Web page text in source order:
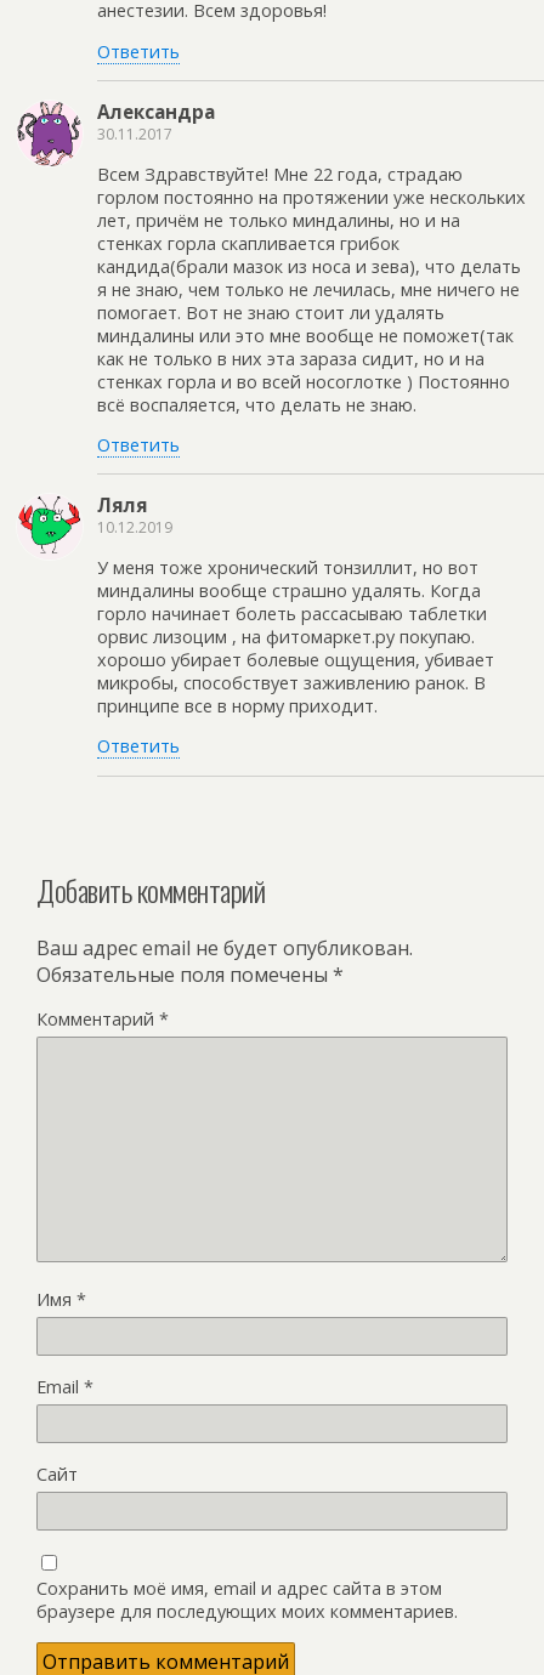
анестезии. Всем здоровья!
Ответить
Александра
30.11.2017
Всем Здравствуйте! Мне 22 года, страдаю
горлом постоянно на протяжении уже нескольких
лет, причём не только миндалины, но и на
стенках горла скапливается грибок
кандида(брали мазок из носа и зева), что делать
я не знаю, чем только не лечилась, мне ничего не
помогает. Вот не знаю стоит ли удалять
миндалины или это мне вообще не поможет(так
как не только в них эта зараза сидит, но и на
стенках горла и во всей носоглотке ) Постоянно
всё воспаляется, что делать не знаю.
Ответить
Ляля
10.12.2019
У меня тоже хронический тонзиллит, но вот
миндалины вообще страшно удалять. Когда
горло начинает болеть рассасываю таблетки
орвис лизоцим , на фитомаркет.ру покупаю.
хорошо убирает болевые ощущения, убивает
микробы, способствует заживлению ранок. В
принципе все в норму приходит.
Ответить
Добавить комментарий
Ваш адрес email не будет опубликован.
Обязательные поля помечены *
Комментарий *
Имя *
Email *
Сайт
Сохранить моё имя, email и адрес сайта в этом
браузере для последующих моих комментариев.